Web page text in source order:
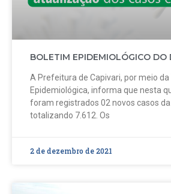
BOLETIM EPIDEMIOLÓGICO DO
A Prefeitura de Capivari, por meio da
Epidemiológica, informa que nesta
foram registrados 02 novos casos da
totalizando 7.612. Os
2 de dezembro de 2021